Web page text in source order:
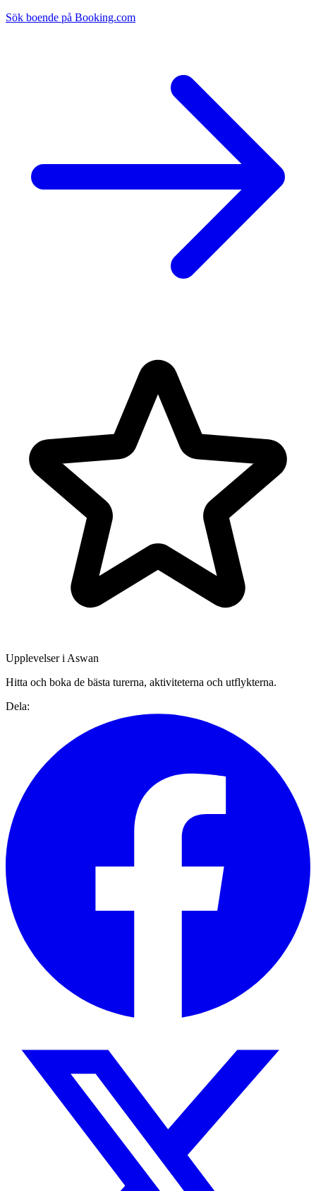
Sök boende på Booking.com
Upplevelser i Aswan
Hitta och boka de bästa turerna, aktiviteterna och utflykterna.
Dela: